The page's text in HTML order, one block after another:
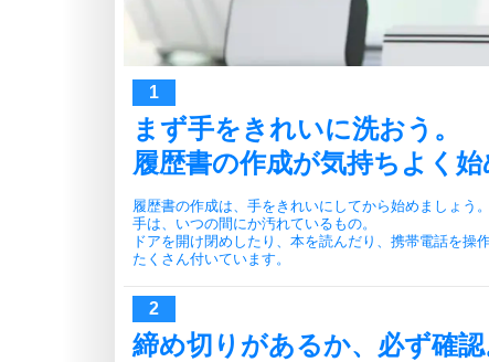
まず手をきれいに洗おう。
履歴書の作成が気持ちよく始
履歴書の作成は、手をきれいにしてから始めましょう。
手は、いつの間にか汚れているもの。
ドアを開け閉めしたり、本を読んだり、携帯電話を操
たくさん付いています。
締め切りがあるか、必ず確認